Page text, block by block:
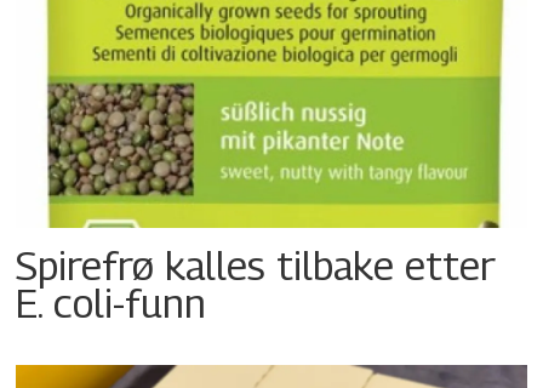
Spirefrø kalles tilbake etter
E. coli-funn